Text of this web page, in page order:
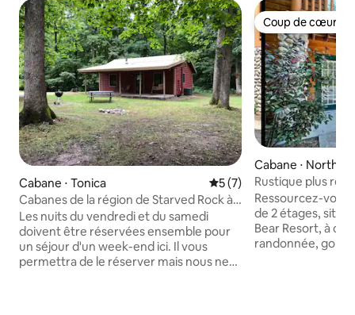
Cabane ⋅ Tonica Évaluation moyenne sur
5 (7)
Cabanes de la région de Starved Rock à
Kishauwau — Cabane romantique avec
jacuzzi (Apache) pour 2, pas d'enfants,
pas de chiens
Les nuits du vendredi et du samedi
doivent être réservées ensemble pour
un séjour d'un week-end ici. Il vous
permettra de le réserver mais nous ne
Coup de cœur
Coup de cœur
Cabane ⋅ North
Rustique plus
Starved Rock, 7
Ressourcez-vous
de 2 étages,
Bear Resort, à
randonnée, golf,